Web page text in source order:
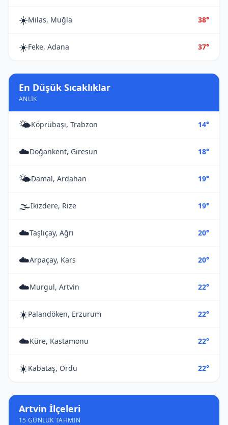
☀️Milas, Muğla 38°
☀️Feke, Adana 37°
En Düşük Sıcaklıklar
ANLIK
🌤️Köprübaşı, Trabzon 14°
☁️Doğankent, Giresun 18°
🌤️Damal, Ardahan 19°
🌫️İkizdere, Rize 19°
☁️Taşlıçay, Ağrı 20°
☁️Arpaçay, Kars 20°
☁️Murgul, Artvin 22°
☀️Palandöken, Erzurum 22°
☁️Küre, Kastamonu 22°
☀️Kabataş, Ordu 22°
Artvin İlçeleri
15 GÜNLÜK TAHMIN